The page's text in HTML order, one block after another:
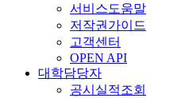
서비스도움말
저작권가이드
고객센터
OPEN API
대학담당자
공시실적조회